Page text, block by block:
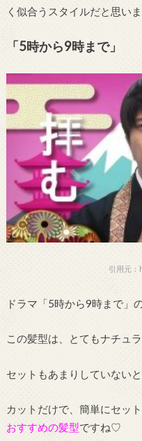
く似合うスタイルだと思い
「5時から9時まで」
引用元
ドラマ「5時から9時まで」
この髪型は、とてもナチュ
セットもあまりしていない
カットだけで、簡単にセット
おすすめの髪型ですね♡